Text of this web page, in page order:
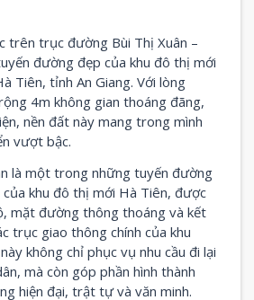
trên trục đường Bùi Thị Xuân –
đường đẹp của khu đô thị mới
Tiên, tỉnh An Giang. Với lòng
4m không gian thoáng đãng,
nền đất này mang trong mình
vượt bậc.
là một trong những tuyến đường
khu đô thị mới Hà Tiên, được
mặt đường thông thoáng và kết
trục giao thông chính của khu
không chỉ phục vụ nhu cầu đi lại
mà còn góp phần hình thành
hiện đại, trật tự và văn minh.